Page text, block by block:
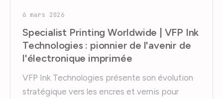
6 mars 2026
Specialist Printing Worldwide | VFP Ink
Technologies : pionnier de l'avenir de
l'électronique imprimée
VFP Ink Technologies présente son évolution
stratégique vers les encres et vernis pour